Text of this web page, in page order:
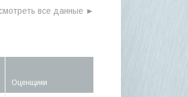
Оценщики